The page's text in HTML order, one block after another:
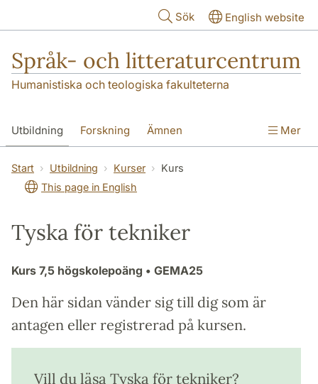
Sök English website
Språk- och litteraturcentrum
Humanistiska och teologiska fakulteterna
Utbildning Forskning Ämnen
SOL-husen Kontakt Institutionen
översättning till svenska
Mer
Start Utbildning Kurser
Kurs
This page in English
Tyska för tekniker
Kurs 7,5 högskolepoäng • GEMA25
Den här sidan vänder sig till dig som är
antagen eller registrerad på kursen.
Vill du läsa Tyska för tekniker?